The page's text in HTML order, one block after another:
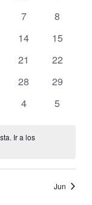
de
vistas
de
0
7
0
8
0
14
0
15
0
21
0
22
0
28
0
29
0
4
0
5
Ir a los
Jun